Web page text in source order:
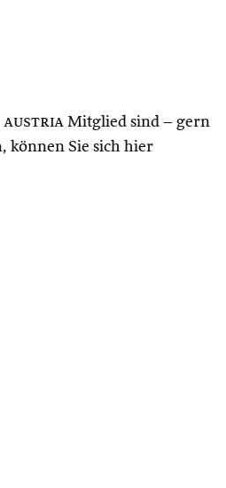
austria Mitglied sind – gern
können Sie sich hier